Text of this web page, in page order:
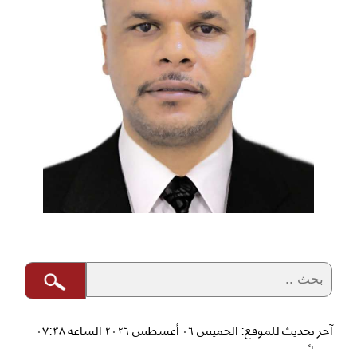
آخر تحديث للموقع: الخميس ٠٦ أغسطس ٢٠٢٦ الساعة ٠٧:٣٨